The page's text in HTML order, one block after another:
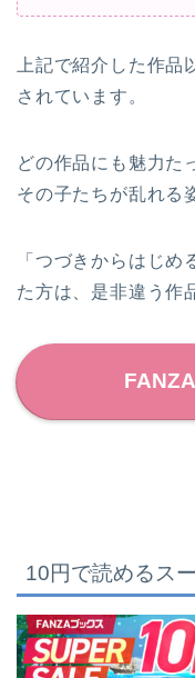
上記で紹介した作
されています。
どの作品にも魅力た
その子たちが乱れる
「つづきからはじ
た方は、是非違う作
10円で読めるス